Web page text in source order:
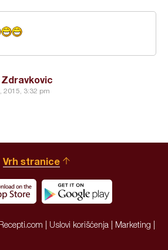
2015, 3:32 pm
Vrh stranice
| Uslovi korišćenja Marketing